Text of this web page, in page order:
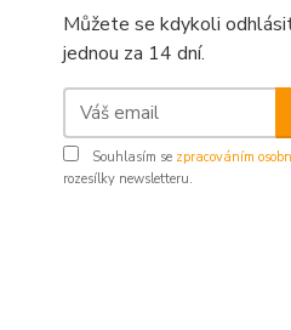
Můžete se kdykoli
jednou za 14 dní.
Souhlasím se zpracováním
rozesílky newsletteru.